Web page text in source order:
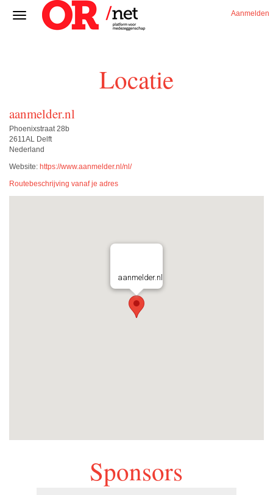
Aanmelden
Locatie
aanmelder.nl
Phoenixstraat 28b
2611AL Delft
Nederland
Website: https://www.aanmelder.nl/nl/
Routebeschrijving vanaf je adres
aanmelder.nl
Sponsors